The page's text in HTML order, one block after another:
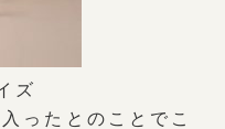
ズ
ったとのことでこ